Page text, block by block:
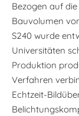
Bezogen auf
Bauvolumen
S240 wurde
Universitäten
Produktion
Verfahren
Echtzeit-